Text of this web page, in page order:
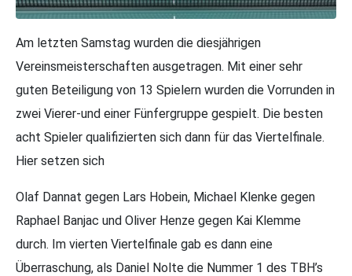
Am letzten Samstag wurden die diesjährigen
Vereinsmeisterschaften ausgetragen. Mit einer sehr
guten Beteiligung von 13 Spielern wurden die Vorrunden in
zwei Vierer-und einer Fünfergruppe gespielt. Die besten
acht Spieler qualifizierten sich dann für das Viertelfinale.
Hier setzen sich
Olaf Dannat gegen Lars Hobein, Michael Klenke gegen
Raphael Banjac und Oliver Henze gegen Kai Klemme
durch. Im vierten Viertelfinale gab es dann eine
Überraschung, als Daniel Nolte die Nummer 1 des TBH’s